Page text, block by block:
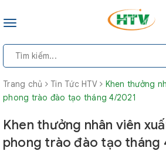
Toggle
Trang chủ Tin Tức HTV
Khen thưởng
phong trào đào tạo tháng 4/2021
Khen thưởng nhân viên
phong trào đào tạo tháng